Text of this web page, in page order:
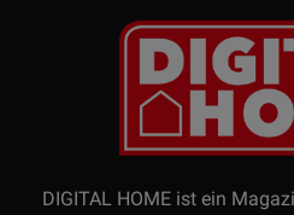
DIGITAL HOME ist ein